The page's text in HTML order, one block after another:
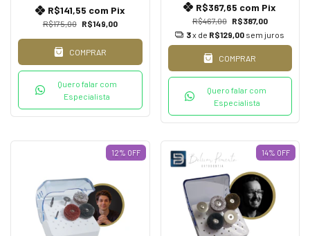
R$175,00 R$149,00
R$141,55 com Pix
COMPRAR
Quero falar com
Especialista
R$467,00 R$387,00
R$367,65 com Pix
3x de R$129,00 sem juros
COMPRAR
Quero falar com
Especialista
12% OFF 14% OFF